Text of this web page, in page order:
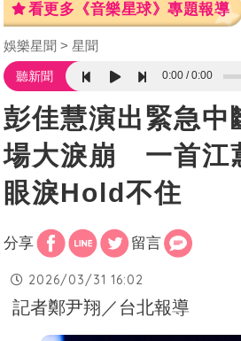
看更多《音樂星球》專題報導
娛樂星聞 星聞
聽新聞 0:00 0:00
彭佳慧演出緊急中
場大淚崩 一首江
眼淚Hold不住
分享 留言
2026/03/31 16:02
記者鄭尹翔／台北報導